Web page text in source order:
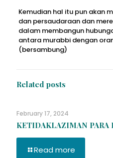
Kemudian hal itu pun akan
dan persaudaraan dan
dalam membangun
antara murabbi dengan
(bersambung)
Related posts
February 17, 2024
KETIDAKLAZIMAN PARA
Read more